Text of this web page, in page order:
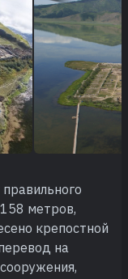
метров,
крепостной
на